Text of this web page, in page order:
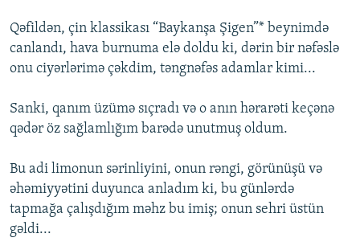
Qəfildən, çin klassikası “Baykanşa Şigen”* beynimdə
canlandı, hava burnuma elə doldu ki, dərin bir nəfəslə
onu ciyərlərimə çəkdim, təngnəfəs adamlar kimi...
Sanki, qanım üzümə sıçradı və o anın hərarəti keçənə
qədər öz sağlamlığım barədə unutmuş oldum.
Bu adi limonun sərinliyini, onun rəngi, görünüşü və
əhəmiyyətini duyunca anladım ki, bu günlərdə
tapmağa çalışdığım məhz bu imiş; onun sehri üstün
gəldi...